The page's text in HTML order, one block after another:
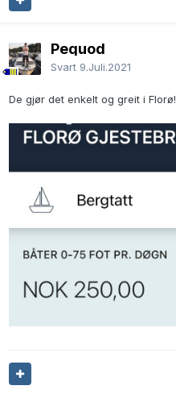
Pequod
Svart 9.Juli.2021
De gjør det enkelt og greit i Florø!